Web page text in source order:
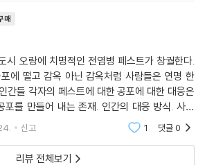
매
시 오랑에 치명적인 전염병 페스트가 창궐한다.
에 떨고 감옥 아닌 감옥처럼 사람들은 연명 한
간들 각자의 페스트에 대한 공포에 대한 대응은
포를 만들어 내는 존재. 인간의 대응 방식. 사후
표현하면 이렇게 말할 수 있을것 같다.어디 미드
신고 1 댓글0
리뷰 전체보기